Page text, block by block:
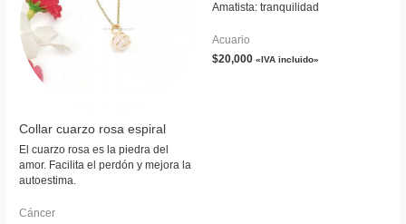
Collar cuarzo rosa espiral
El cuarzo rosa es la piedra del
amor. Facilita el perdón y mejora la
autoestima.
Cáncer
Amatista: tranquilidad
Acuario
$20,000 «IVA incluido»